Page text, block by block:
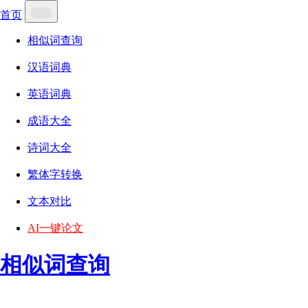
首页
相似词查询
汉语词典
英语词典
成语大全
诗词大全
繁体字转换
文本对比
AI一键论文
相似词查询